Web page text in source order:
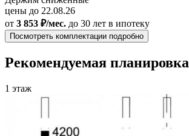
цены до 22.08.26
от 3 853 ₽/мес. до 30 лет в ипотеку
Посмотреть комплектации подробно
Рекомендуемая планировка
1 этаж